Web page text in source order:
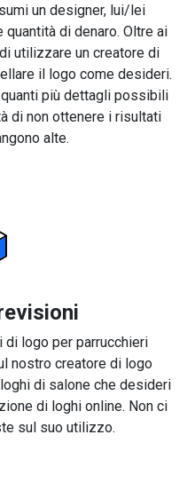
un designer, lui/lei
quantità di denaro. Oltre ai
utilizzare un creatore di
il logo come desideri.
più dettagli possibili
di non ottenere i risultati
alte.
di logo per parrucchieri
nostro creatore di logo
di salone che desideri
di loghi online. Non ci
sul suo utilizzo.